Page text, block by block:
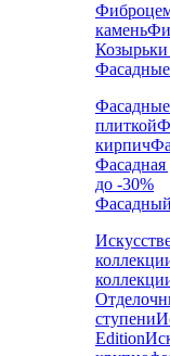
камень
плиткой
кирпич
Фасадная
до -30%
ступени
Edition